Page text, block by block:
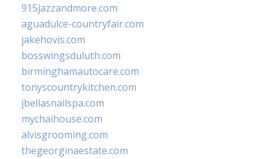
915jazzandmore.com
aguadulce-countryfair.com
jakehovis.com
bosswingsduluth.com
birminghamautocare.com
tonyscountrykitchen.com
jbellasnailspa.com
mychaihouse.com
alvisgrooming.com
thegeorginaestate.com